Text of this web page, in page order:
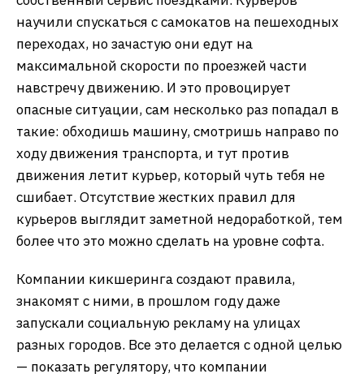
научили спускаться с самокатов на пешеходных
переходах, но зачастую они едут на
максимальной скорости по проезжей части
навстречу движению. И это провоцирует
опасные ситуации, сам несколько раз попадал в
такие: обходишь машину, смотришь направо по
ходу движения транспорта, и тут против
движения летит курьер, который чуть тебя не
сшибает. Отсутствие жестких правил для
курьеров выглядит заметной недоработкой, тем
более что это можно сделать на уровне софта.
Компании кикшеринга создают правила,
знакомят с ними, в прошлом году даже
запускали социальную рекламу на улицах
разных городов. Все это делается с одной целью
— показать регулятору, что компании